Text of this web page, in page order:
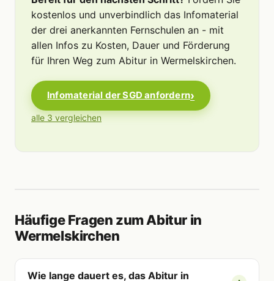
kostenlos und unverbindlich das Infomaterial
der drei anerkannten Fernschulen an - mit
allen Infos zu Kosten, Dauer und Förderung
für Ihren Weg zum Abitur in Wermelskirchen.
Infomaterial der SGD anfordern
alle 3 vergleichen
Häufige Fragen zum Abitur in
Wermelskirchen
Wie lange dauert es, das Abitur in